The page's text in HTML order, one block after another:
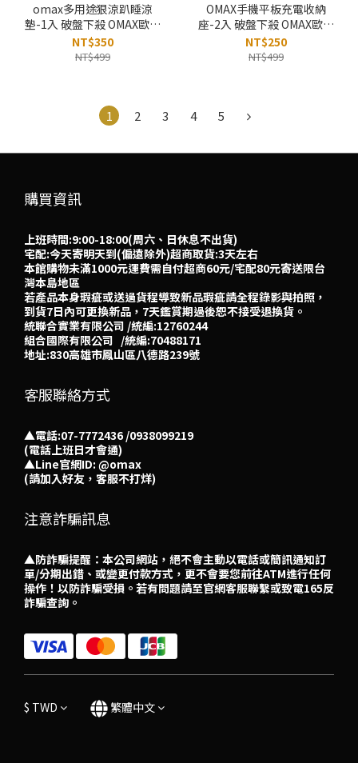
omax多用途狠涼趴睡涼
墊-1入 破盤下殺 OMAX歐妹
思購物網
NT$350
NT$499
OMAX手機平板充電收納
座-2入 破盤下殺 OMAX歐妹
思購物網
NT$250
NT$499
1 2 3 4 5
購買資訊
上班時間:9:00-18:00(周六、日休息不出貨)
宅配:今天寄明天到(偏遠除外)超商取貨:3天左右
本館購物未滿1000元運費需自付超商60元/宅配80元寄送限台
灣本島地區
若產品本身瑕疵或送過貨程導致新品瑕疵請全程錄影與拍照，
到貨7日內可更換新品，7天鑑賞期過後恕不接受退換貨。
統聯合實業有限公司 /統編:12760244
組合國際有限公司 /統編:70488171
地址:830高雄市鳳山區八德路239號
客服聯絡方式
▲電話:07-7772436 /0938099219
(電話上班日才會通)
▲Line官網ID: @omax​
(請加入好友，客服不打烊)
注意詐騙訊息
▲防詐騙提醒：本公司網站，絕不會主動以電話或簡訊通知訂
單/分期出錯、或變更付款方式，更不會要您前往ATM進行任何
操作！以防詐騙受損。若有問題請至官網客服聯繫或致電165反
詐騙查詢。
$ TWD 繁體中文